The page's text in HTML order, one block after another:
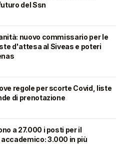
del Ssn
nuovo commissario per le
d'attesa al Siveas e poteri
regole per scorte Covid, liste
di prenotazione
a 27.000 i posti per il
3.000 in più